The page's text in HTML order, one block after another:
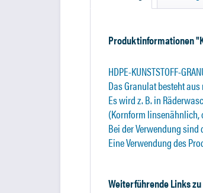
Produktinformationen
HDPE-KUNSTSTOFF-
Das Granulat besteht
Es wird z. B. in
(Kornform linsenähnlich,
Bei der Verwendung
Eine Verwendung des
Weiterführende Links